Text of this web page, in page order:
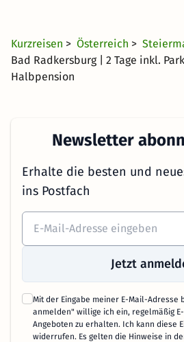
Kurzreisen > Österreich >
Bad Radkersburg | 2 Tage inkl.
Halbpension
Newsletter
Erhalte die besten und
ins Postfach
Jetzt
Mit der Eingabe meiner E-Mail-Adresse
anmelden" willige ich ein, regelmäßig
Angeboten zu erhalten. Ich kann diese
widerrufen. Es gelten die Hinweise in